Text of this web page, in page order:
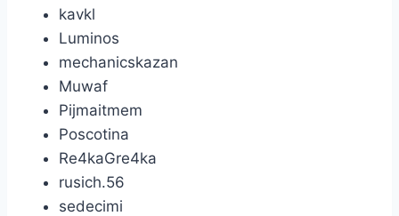
kavkl
Luminos
mechanicskazan
Muwaf
Pijmaitmem
Poscotina
Re4kaGre4ka
rusich.56
sedecimi